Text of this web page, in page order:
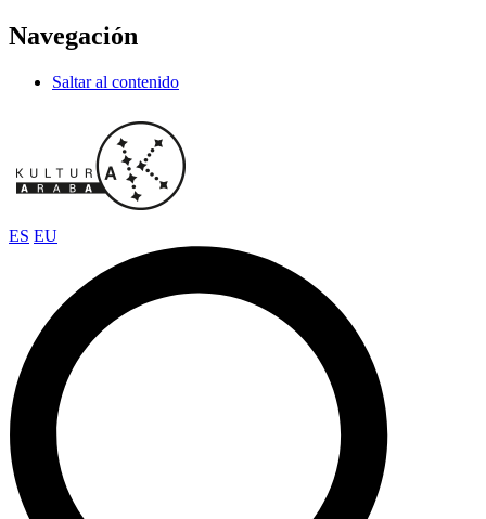
Navegación
Saltar al contenido
ES EU